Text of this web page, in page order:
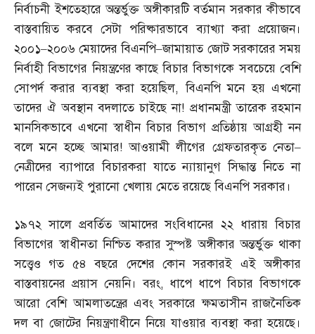
নির্বাচনী ইশতেহারে অন্তর্ভুক্ত অঙ্গীকারটি বর্তমান সরকার কীভাবে
বাস্তবায়িত করবে সেটা পরিষ্কারভাবে ব্যাখ্যা করা প্রয়োজন।
২০০১–২০০৬ মেয়াদের বিএনপি–জামায়াত জোট সরকারের সময়
নির্বাহী বিভাগের নিয়ন্ত্রণের কাছে বিচার বিভাগকে সবচেয়ে বেশি
সোপর্দ করার ব্যবস্থা করা হয়েছিল,বিএনপি মনে হয় এখনো
তাদের ঐ অবস্থান বদলাতে চাইছে না! প্রধানমন্ত্রী তারেক রহমান
মানসিকভাবে এখনো স্বাধীন বিচার বিভাগ প্রতিষ্ঠায় আগ্রহী নন
বলে মনে হচ্ছে আমার!আওয়ামী লীগের গ্রেফতারকৃত নেতা–
নেত্রীদের ব্যাপারে বিচারকরা যাতে ন্যায়ানুগ সিদ্ধান্ত নিতে না
পারেন সেজন্যই পুরানো খেলায় মেতে রয়েছে বিএনপি সরকার।
১৯৭২ সালে প্রবর্তিত আমাদের সংবিধানের ২২ ধারায় বিচার
বিভাগের স্বাধীনতা নিশ্চিত করার সুস্পষ্ট অঙ্গীকার অন্তর্ভুক্ত থাকা
সত্ত্বেও গত ৫৪ বছরে দেশের কোন সরকারই এই অঙ্গীকার
বাস্তবায়নের প্রয়াস নেয়নি। বরং, ধাপে ধাপে বিচার বিভাগকে
আরো বেশি আমলাতন্ত্রের এবং সরকারে ক্ষমতাসীন রাজনৈতিক
দল বা জোটের নিয়ন্ত্রণাধীনে নিয়ে যাওয়ার ব্যবস্থা করা হয়েছে।